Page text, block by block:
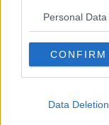
Personal
CONFIRM
Data Deletion
​“D” come delitto
Belle lettere
25 Aprile
Todo el bien, todo
Le parole